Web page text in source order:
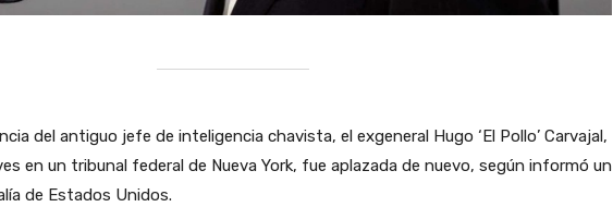
del antiguo jefe de inteligencia chavista, el exgeneral Hugo ‘El Pollo’ Carvajal,
en un tribunal federal de Nueva York, fue aplazada de nuevo, según informó un
de Estados Unidos.